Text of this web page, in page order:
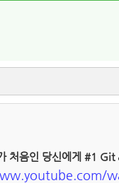
처음인 당신에게 #1